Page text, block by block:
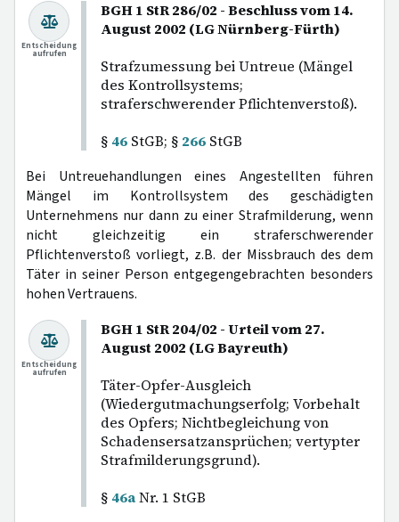
BGH 1 StR 286/02 - Beschluss vom 14.
August 2002 (LG Nürnberg-Fürth)
Strafzumessung bei Untreue (Mängel
des Kontrollsystems;
straferschwerender Pflichtenverstoß).
§ 46 StGB; § 266 StGB
Entscheidung
aufrufen
Bei Untreuehandlungen eines Angestellten führen
Mängel im Kontrollsystem des geschädigten
Unternehmens nur dann zu einer Strafmilderung, wenn
nicht gleichzeitig ein straferschwerender
Pflichtenverstoß vorliegt, z.B. der Missbrauch des dem
Täter in seiner Person entgegengebrachten besonders
hohen Vertrauens.
BGH 1 StR 204/02 - Urteil vom 27.
August 2002 (LG Bayreuth)
Täter-Opfer-Ausgleich
(Wiedergutmachungserfolg; Vorbehalt
des Opfers; Nichtbegleichung von
Schadensersatzansprüchen; vertypter
Strafmilderungsgrund).
§ 46aNr. 1 StGB
Entscheidung
aufrufen